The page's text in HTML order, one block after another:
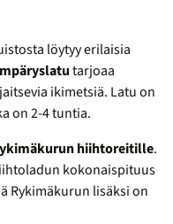
löytyy erilaisia
tarjoaa
ikimetsiä. Latu on
on 2-4 tuntia.
hiihtoreitille.
kokonaispituus
Rykimäkurun lisäksi on